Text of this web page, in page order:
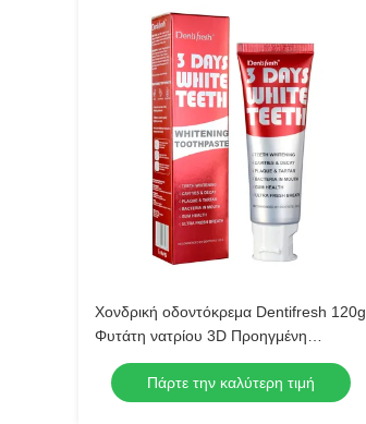
Χονδρική οδοντόκρεμα Dentifresh 120g
Φυτάτη νατρίου 3D Προηγμένη
Λευκαντική Τεχνολογία
Πάρτε την καλύτερη τιμή